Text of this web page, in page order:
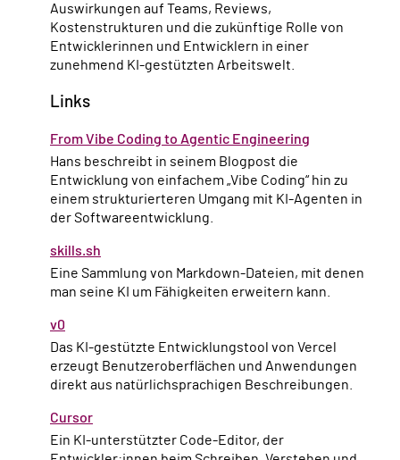
Auswirkungen auf Teams, Reviews,
Kostenstrukturen und die zukünftige Rolle von
Entwicklerinnen und Entwicklern in einer
zunehmend KI-gestützten Arbeitswelt.
Links
From Vibe Coding to Agentic Engineering
Hans beschreibt in seinem Blogpost die
Entwicklung von einfachem „Vibe Coding“ hin zu
einem strukturierteren Umgang mit KI-Agenten in
der Softwareentwicklung.
skills.sh
Eine Sammlung von Markdown-Dateien, mit denen
man seine KI um Fähigkeiten erweitern kann.
v0
Das KI-gestützte Entwicklungstool von Vercel
erzeugt Benutzeroberflächen und Anwendungen
direkt aus natürlichsprachigen Beschreibungen.
Cursor
Ein KI-unterstützter Code-Editor, der